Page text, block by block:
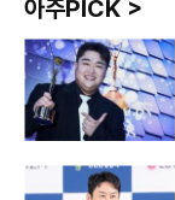
아주PICK >